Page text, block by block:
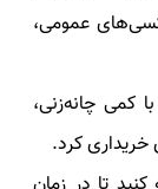
عمومی،
کمی چانه‌زنی،
کرد.